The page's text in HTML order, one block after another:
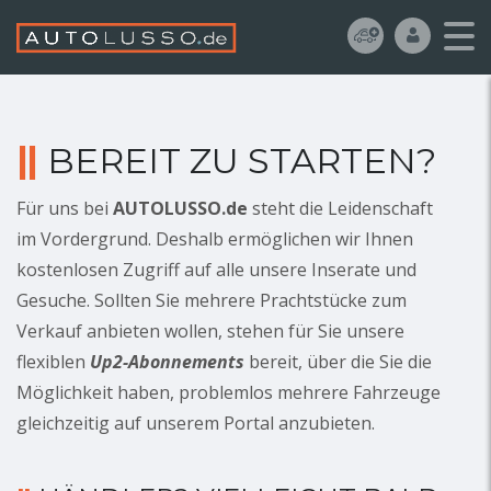
BEREIT ZU STARTEN?
Für uns bei AUTOLUSSO.de steht die Leidenschaft
im Vordergrund. Deshalb ermöglichen wir Ihnen
kostenlosen Zugriff auf alle unsere Inserate und
Gesuche. Sollten Sie mehrere Prachtstücke zum
Verkauf anbieten wollen, stehen für Sie unsere
flexiblen Up2-Abonnements bereit, über die Sie die
Möglichkeit haben, problemlos mehrere Fahrzeuge
gleichzeitig auf unserem Portal anzubieten.